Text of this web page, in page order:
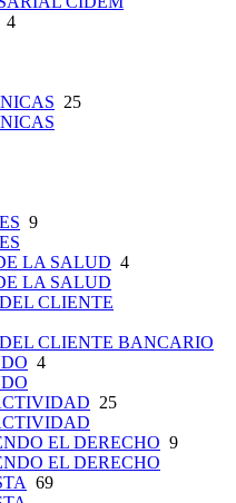
4
25
9
LA SALUD 4
LA SALUD
CLIENTE
CLIENTE BANCARIO
4
25
EL DERECHO 9
EL DERECHO
69